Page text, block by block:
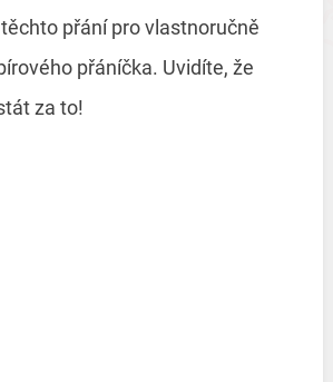
přání pro vlastnoručně
přáníčka. Uvidíte, že
za to!